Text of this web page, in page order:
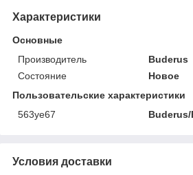
Характеристики
Основные
Производитель
Buderus
Состояние
Новое
Пользовательские характеристики
563уе67
Условия доставки